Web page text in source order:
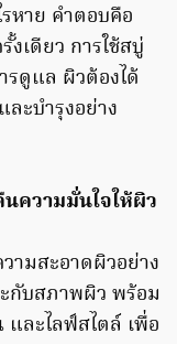
หาย คำตอบคือ
เดียว การใช้สบู่
ดูแล ผิวต้องได้
ะบำรุงอย่าง
ความมั่นใจให้ผิว
ามสะอาดผิวอย่าง
กับสภาพผิว พร้อม
ละไลฟ์สไตล์ เพื่อ